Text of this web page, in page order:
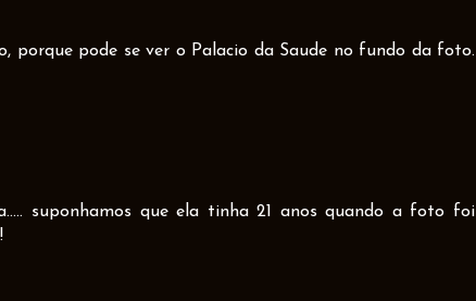
porque pode se ver o Palacio da Saude no fundo da foto.
suponhamos que ela tinha 21 anos quando a foto foi